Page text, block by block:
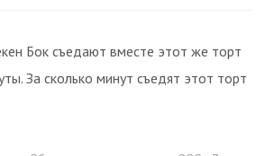
Бок съедают вместе этот же торт
За сколько минут съедят этот торт